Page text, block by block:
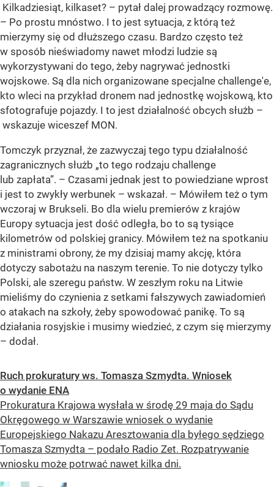
Kilkadziesiąt, kilkaset? – pytał dalej prowadzący rozmowę.
– Po prostu mnóstwo. I to jest sytuacja, z którą też
mierzymy się od dłuższego czasu. Bardzo często też
w sposób nieświadomy nawet młodzi ludzie są
wykorzystywani do tego, żeby nagrywać jednostki
wojskowe. Są dla nich organizowane specjalne challenge'e,
kto wleci na przykład dronem nad jednostkę wojskową, kto
sfotografuje pojazdy. I to jest działalność obcych służb –
wskazuje wiceszef MON.
Tomczyk przyznał, że zazwyczaj tego typu działalność
zagranicznych służb „to tego rodzaju challenge
lub zapłata”. – Czasami jednak jest to powiedziane wprost
i jest to zwykły werbunek – wskazał. – Mówiłem też o tym
wczoraj w Brukseli. Bo dla wielu premierów z krajów
Europy sytuacja jest dość odległa, bo to są tysiące
kilometrów od polskiej granicy. Mówiłem też na spotkaniu
z ministrami obrony, że my dzisiaj mamy akcję, która
dotyczy sabotażu na naszym terenie. To nie dotyczy tylko
Polski, ale szeregu państw. W zeszłym roku na Litwie
mieliśmy do czynienia z setkami fałszywych zawiadomień
o atakach na szkoły, żeby spowodować panikę. To są
działania rosyjskie i musimy wiedzieć, z czym się mierzymy
– dodał.
Ruch prokuratury ws. Tomasza Szmydta. Wniosek
o wydanie ENA
Prokuratura Krajowa wysłała w środę 29 maja do Sądu
Okręgowego w Warszawie wniosek o wydanie
Europejskiego Nakazu Aresztowania dla byłego sędziego
Tomasza Szmydta – podało Radio Zet. Rozpatrywanie
wniosku może potrwać nawet kilka dni.